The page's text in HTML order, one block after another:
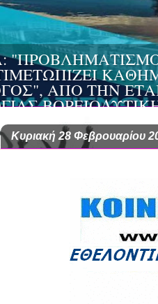
ΑΠΟ ΤΗΝ
Β'
ΠΓΝΙ
Κυριακή 28 Φεβρουαρίου